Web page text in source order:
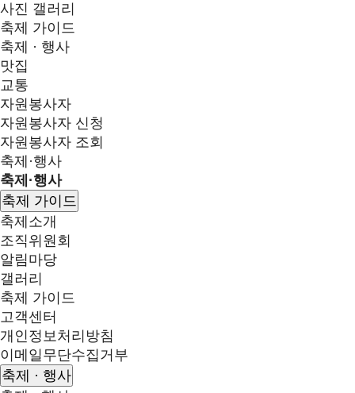
사진 갤러리
축제 가이드
축제 · 행사
맛집
교통
자원봉사자
자원봉사자 신청
자원봉사자 조회
축제·행사
축제·행사
축제 가이드
축제소개
조직위원회
알림마당
갤러리
축제 가이드
고객센터
개인정보처리방침
이메일무단수집거부
축제 · 행사